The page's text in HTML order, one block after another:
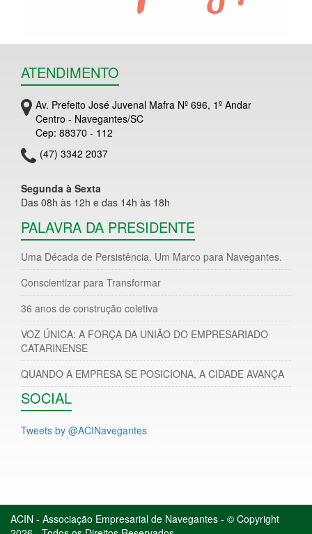
ATENDIMENTO
Av. Prefeito José Juvenal Mafra Nº 696, 1º Andar
Centro - Navegantes/SC
Cep: 88370 - 112
(47) 3342 2037
Segunda à Sexta
Das 08h às 12h e das 14h às 18h
PALAVRA DA PRESIDENTE
Uma Década de Persistência. Um Marco para Navegantes.
Conscientizar para Transformar
36 anos de construção coletiva
VOZ ÚNICA: A FORÇA DA UNIÃO DO EMPRESARIADO
CATARINENSE
QUANDO A EMPRESA SE POSICIONA, A CIDADE AVANÇA
SOCIAL
Tweets by @ACINavegantes
ACIN - Associação Empresarial de Navegantes - © Copyright